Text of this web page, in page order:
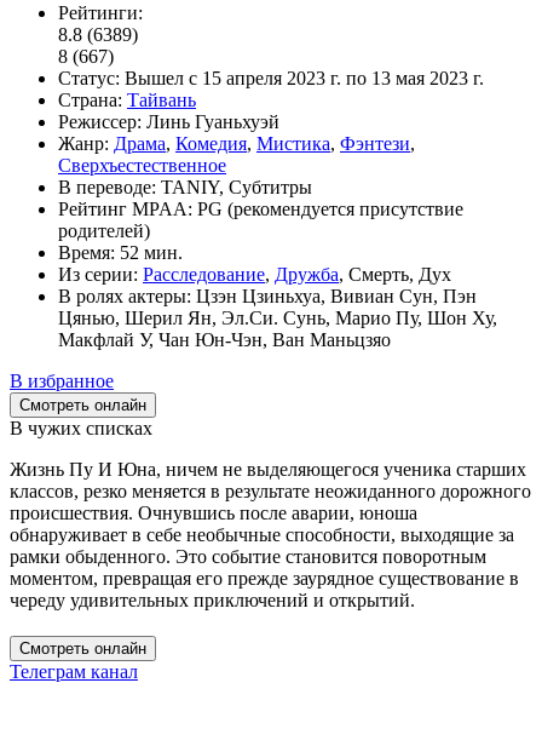
Рейтинги:
8.8 (6389)
8 (667)
Статус: Вышел с 15 апреля 2023 г. по 13 мая 2023 г.
Страна: Тайвань
Режиссер: Линь Гуаньхуэй
Жанр: Драма, Комедия, Мистика, Фэнтези,
Сверхъестественное
В переводе: TANIY, Субтитры
Рейтинг MPAA: PG (рекомендуется присутствие
родителей)
Время: 52 мин.
Из серии: Расследование, Дружба, Смерть, Дух
В ролях актеры: Цзэн Цзиньхуа, Вивиан Сун, Пэн
Цянью, Шерил Ян, Эл.Си. Сунь, Марио Пу, Шон Ху,
Макфлай У, Чан Юн-Чэн, Ван Маньцзяо
В избранное
Смотреть онлайн
В чужих списках
Жизнь Пу И Юна, ничем не выделяющегося ученика старших
классов, резко меняется в результате неожиданного дорожного
происшествия. Очнувшись после аварии, юноша
обнаруживает в себе необычные способности, выходящие за
рамки обыденного. Это событие становится поворотным
моментом, превращая его прежде заурядное существование в
череду удивительных приключений и открытий.
Смотреть онлайн
Телеграм канал